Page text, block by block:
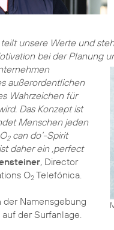
unsere Werte und
bei der Planung
außerordentlichen
Wahrzeichen für
Das Konzept ist
Menschen jeden
2can do‘-Spirit
daher ein ‚perfect
, Director
O2 Telefónica.
der Namensgebung
auf der Surfanlage.